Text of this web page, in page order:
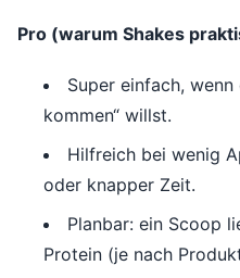
Pro (warum Shakes
Super einfach, wenn
kommen“ willst.
Hilfreich bei wenig
oder knapper Zeit.
Planbar: ein Scoop
Protein (je nach